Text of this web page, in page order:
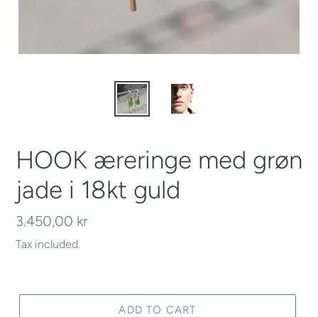
HOOK æreringe med grøn
jade i 18kt guld
Regular
price
3.450,00 kr
Tax included.
ADD TO CART